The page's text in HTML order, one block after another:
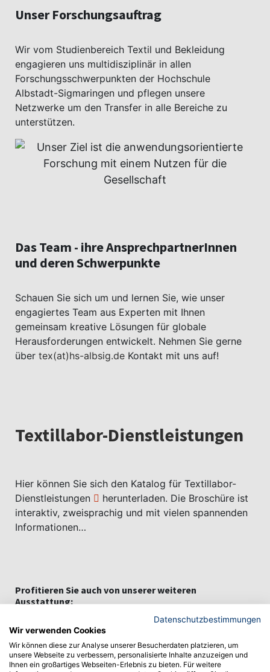
Unser Forschungsauftrag
Wir vom Studienbereich Textil und Bekleidung
engagieren uns multidisziplinär in allen
Forschungsschwerpunkten der Hochschule
Albstadt-Sigmaringen und pflegen unsere
Netzwerke um den Transfer in alle Bereiche zu
unterstützen.
Das Team - ihre AnsprechpartnerInnen
und deren Schwerpunkte
Schauen Sie sich um und lernen Sie, wie unser
engagiertes Team aus Experten mit Ihnen
gemeinsam kreative Lösungen für globale
Herausforderungen entwickelt. Nehmen Sie gerne
über tex(at)hs-albsig.de Kontakt mit uns auf!
Textillabor-Dienstleistungen
Hier können Sie sich den Katalog für Textillabor-
Dienstleistungen
herunterladen. Die Broschüre ist
interaktiv, zweisprachig und mit vielen spannenden
Informationen…
Profitieren Sie auch von unserer weiteren
Ausstattung:
Außerdem gibt es bei uns noch weitere modern
ausgestattete Labore in den folgenden Bereichen,
die für Lehre, Forschung und Entwicklung genutzt
Datenschutzbestimmungen
Wir verwenden Cookies
Wir können diese zur Analyse unserer Besucherdaten platzieren, um
unsere Webseite zu verbessern, personalisierte Inhalte anzuzeigen und
Ihnen ein großartiges Webseiten-Erlebnis zu bieten. Für weitere